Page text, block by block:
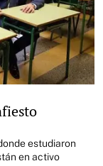
estudiaron
en activo